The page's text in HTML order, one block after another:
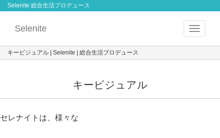
Selenite 総合生活プロデュース
Toggle
Selenite
キービジュアル | Selenite | 総合生活プロデュース
キービジュアル
セレナイトは、様々な